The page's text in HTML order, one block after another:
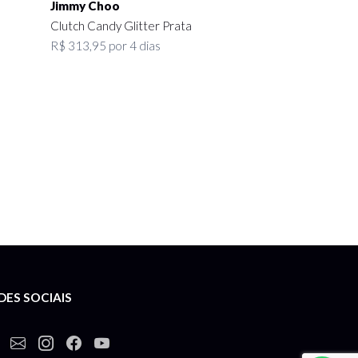
Jimmy Choo
Clutch Candy Glitter Prata
R$ 313,95 por 4 dias
SOCIAIS